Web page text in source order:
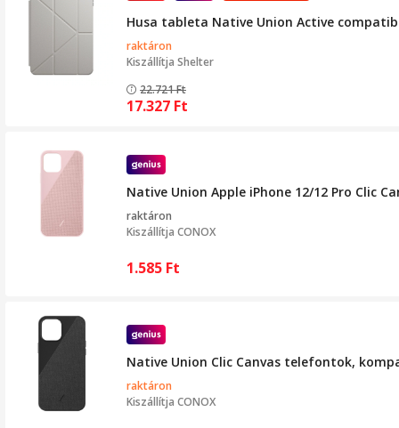
Husa tableta Native Union Active
raktáron
Kiszállítja Shelter
22.721Ft
17.327 Ft
Native Union Apple iPhone 12/12 Pro Clic
raktáron
Kiszállítja CONOX
1.585 Ft
Native Union Clic Canvas telefontok,
raktáron
Kiszállítja CONOX